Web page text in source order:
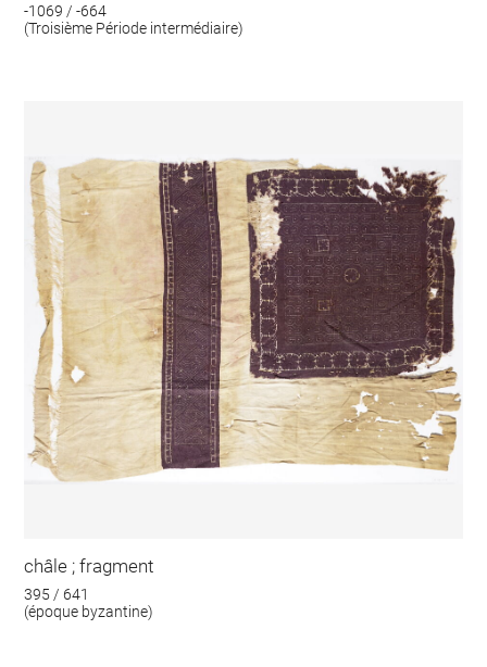
-1069 / -664
(Troisième Période intermédiaire)
châle ; fragment
395 / 641
(époque byzantine)